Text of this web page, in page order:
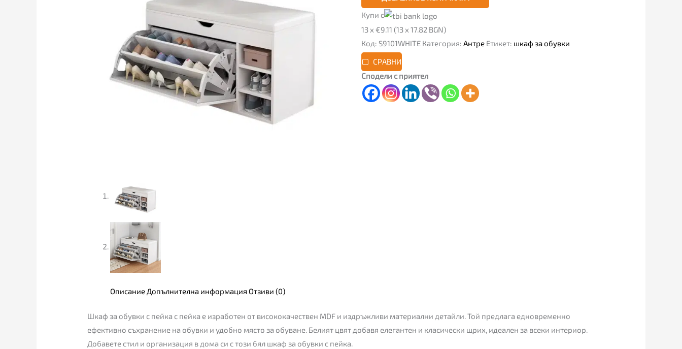
Купи с
13 x €9.11 (13 x 17.82 BGN)
Код: S9101WHITE Категория: Антре Етикет: шкаф за обувки
СРАВНИ
Сподели с приятел
Описание Допълнителна информация Отзиви (0)
Шкаф за обувки с пейка с пейка e изработен от висококачествен MDF и издръжливи материални детайли. Той предлага едновременно
ефективно съхранение на обувки и удобно място за обуване. Белият цвят добавя елегантен и класически щрих, идеален за всеки интериор.
Добавете стил и организация в дома си с този бял шкаф за обувки с пейка.